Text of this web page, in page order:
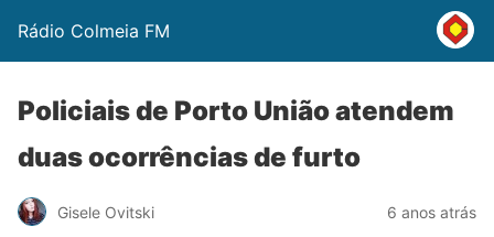
Rádio Colmeia FM
Policiais de Porto União atendem
duas ocorrências de furto
Gisele Ovitski 6 anos atrás